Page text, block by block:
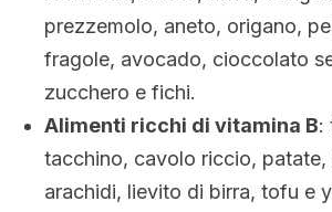
prezzemolo, aneto, origano,
fragole, avocado, cioccolato
zucchero e fichi.
Alimenti ricchi di vitamina B:
tacchino, cavolo riccio, patate,
arachidi, lievito di birra, tofu e